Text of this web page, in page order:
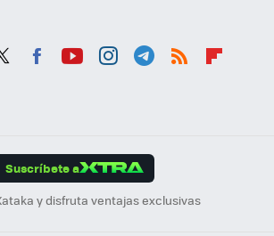
Suscríbete a
y disfruta ventajas exclusivas